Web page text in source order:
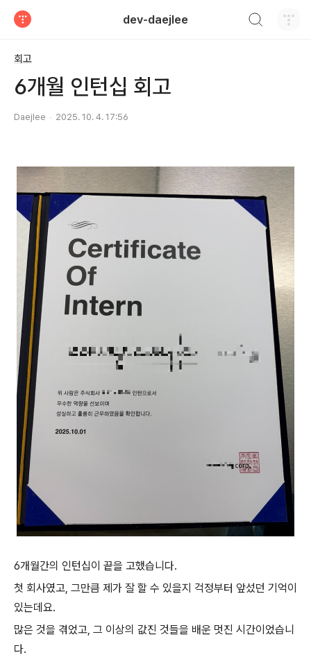
dev-daejlee
회고
6개월 인턴십 회고
Daejlee 2025. 10. 4. 17:56
6개월간의 인턴십이 끝을 고했습니다.
첫 회사였고, 그만큼 제가 잘 할 수 있을지 걱정부터 앞섰던 기억이
있는데요.
많은 것을 겪었고, 그 이상의 값진 것들을 배운 멋진 시간이었습니
다.